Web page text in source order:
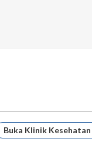
Buka Klinik Kesehatan